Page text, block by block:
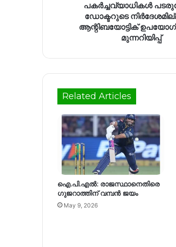
പകർച്ചവ്യാധികൾ
ഡോക്ടറുടെ
ആന്റിബയോട്ടിക്
മുന്നറിയിപ്പ്
Related Articles
ഐ.പി.എൽ: രാജസ്ഥാനെതിരെ
ഗുജറാത്തിന് വമ്പൻ ജയം
May 9, 2026